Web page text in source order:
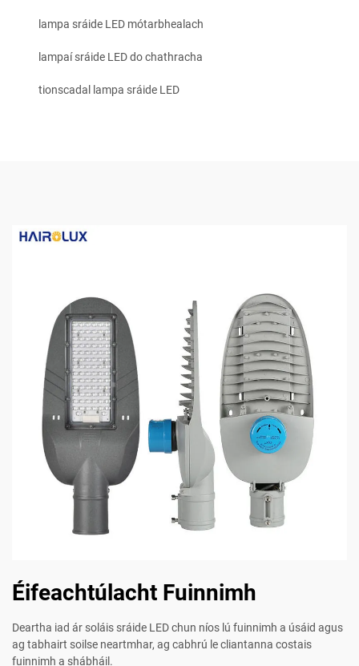
lampa sráide LED mótarbhealach
lampaí sráide LED do chathracha
tionscadal lampa sráide LED
Éifeachtúlacht Fuinnimh
Deartha iad ár soláis sráide LED chun níos lú fuinnimh a úsáid agus
ag tabhairt soilse neartmhar, ag cabhrú le cliantanna costais
fuinnimh a shábháil.